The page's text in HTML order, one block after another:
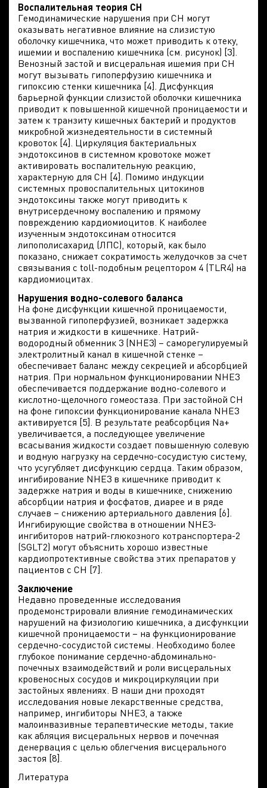
Воспалительная теория СН
Гемодинамические нарушения при СН могут
оказывать негативное влияние на слизистую
оболочку кишечника, что может приводить к отеку,
ишемии и воспалению кишечника (см. рисунок) [3].
Венозный застой и висцеральная ишемия при СН
могут вызывать гипоперфузию кишечника и
гипоксию стенки кишечника [4]. Дисфункция
барьерной функции слизистой оболочки кишечника
приводит к повышенной кишечной проницаемости и
затем к транзиту кишечных бактерий и продуктов
микробной жизнедеятельности в системный
кровоток [4]. Циркуляция бактериальных
эндотоксинов в системном кровотоке может
активировать воспалительную реакцию,
характерную для СН [4]. Помимо индукции
системных провоспалительных цитокинов
эндотоксины также могут приводить к
внутрисердечному воспалению и прямому
повреждению кардиомиоцитов. К наиболее
изученным эндотоксинам относится
липополисахарид (ЛПС), который, как было
показано, снижает сократимость желудочков за счет
связывания с toll-подобным рецептором 4 (TLR4) на
кардиомиоцитах.
Нарушения водно-солевого баланса
На фоне дисфункции кишечной проницаемости,
вызванной гипоперфузией, возникает задержка
натрия и жидкости в кишечнике. Натрий-
водородный обменник 3 (NHE3) – саморегулируемый
электролитный канал в кишечной стенке –
обеспечивает баланс между секрецией и абсорбцией
натрия. При нормальном функционировании NHE3
обеспечивается поддержание водно-солевого и
кислотно-щелочного гомеостаза. При застойной СН
на фоне гипоксии функционирование канала NHE3
активируется [5]. В результате реабсорбция Na+
увеличивается, а последующее увеличение
всасывания жидкости создает повышенную солевую
и водную нагрузку на сердечно-сосудистую систему,
что усугубляет дисфункцию сердца. Таким образом,
ингибирование NHE3 в кишечнике приводит к
задержке натрия и воды в кишечнике, снижению
абсорбции натрия и фосфатов, диарее и в ряде
случаев – снижению артериального давления [6].
Ингибирующие свойства в отношении NHE3-
ингибиторов натрий-глюкозного котранспортера-2
(SGLT2) могут объяснить хорошо известные
кардиопротективные свойства этих препаратов у
пациентов с СН [7].
Заключение
Недавно проведенные исследования
продемонстрировали влияние гемодинамических
нарушений на физиологию кишечника, а дисфункции
кишечной проницаемости – на функционирование
сердечно-сосудистой системы. Необходимо более
глубокое понимание сердечно-абдоминально-
почечных взаимодействий и роли висцеральных
кровеносных сосудов и микроциркуляции при
застойных явлениях. В наши дни проходят
исследования новые лекарственные средства,
например, ингибиторы NHE3, а также
малоинвазивные терапевтические методы, такие
как абляция висцеральных нервов и почечная
денервация с целью облегчения висцерального
застоя [8].
Литература